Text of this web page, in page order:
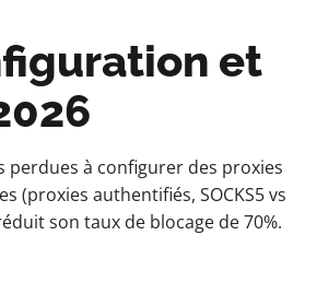
et
à configurer des proxies
(proxies authentifiés, SOCKS5 vs
son taux de blocage de 70%.